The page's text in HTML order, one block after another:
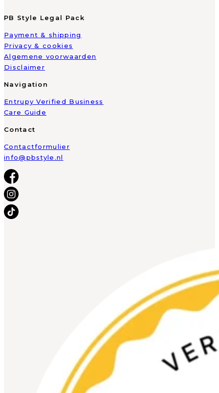
PB Style Legal Pack
Payment & shipping
Privacy & cookies
Algemene voorwaarden
Disclaimer
Navigation
Entrupy Verified Business
Care Guide
Contact
Contactformulier
info@pbstyle.nl